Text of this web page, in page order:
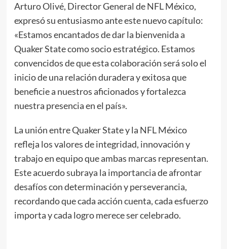
Arturo Olivé, Director General de NFL México,
expresó su entusiasmo ante este nuevo capítulo:
«Estamos encantados de dar la bienvenida a
Quaker State como socio estratégico. Estamos
convencidos de que esta colaboración será solo el
inicio de una relación duradera y exitosa que
beneficie a nuestros aficionados y fortalezca
nuestra presencia en el país».
La unión entre Quaker State y la NFL México
refleja los valores de integridad, innovación y
trabajo en equipo que ambas marcas representan.
Este acuerdo subraya la importancia de afrontar
desafíos con determinación y perseverancia,
recordando que cada acción cuenta, cada esfuerzo
importa y cada logro merece ser celebrado.